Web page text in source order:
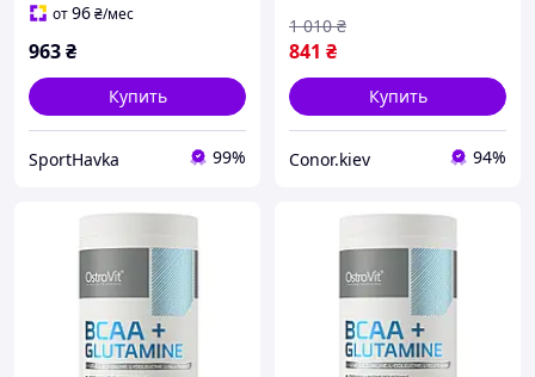
от96₴/мес
963₴
Купить
SportHavka 99%
841 ₴
1 010 ₴
Купить
Conor.kiev 94%